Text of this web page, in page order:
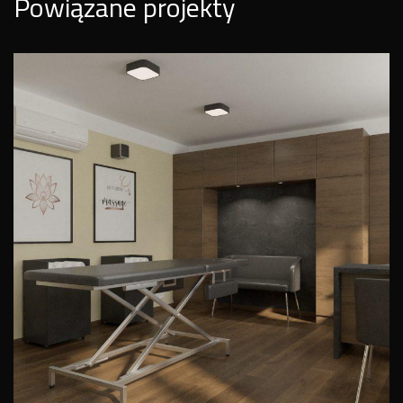
Aranżacja gabinetu masażu
WNĘTRZA PUBLICZNE